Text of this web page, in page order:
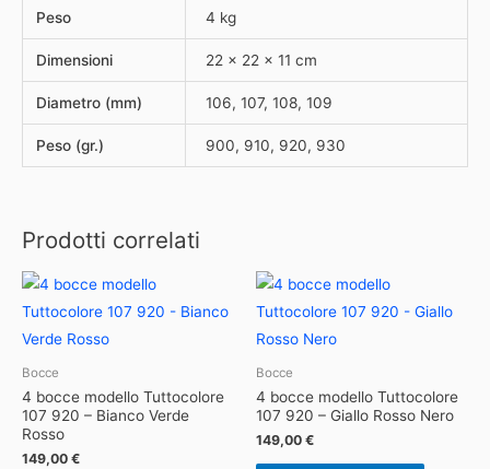
Peso 4 kg
Dimensioni 22 × 22 × 11 cm
Diametro (mm) 106, 107, 108, 109
Peso (gr.) 900, 910, 920, 930
Prodotti correlati
Bocce
4 bocce modello Tuttocolore
107 920 – Bianco Verde
Rosso
149,00 €
Bocce
4 bocce modello Tuttocolore
107 920 – Giallo Rosso Nero
149,00 €